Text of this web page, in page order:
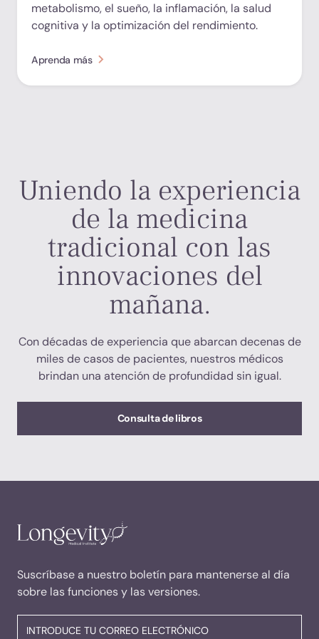
metabolismo, el sueño, la inflamación, la salud
cognitiva y la optimización del rendimiento.
Aprenda más
Uniendo la experiencia
de la medicina
tradicional con las
innovaciones del
mañana.
Con décadas de experiencia que abarcan decenas de
miles de casos de pacientes, nuestros médicos
brindan una atención de profundidad sin igual.
Consulta de libros
Suscríbase a nuestro boletín para mantenerse al día
sobre las funciones y las versiones.